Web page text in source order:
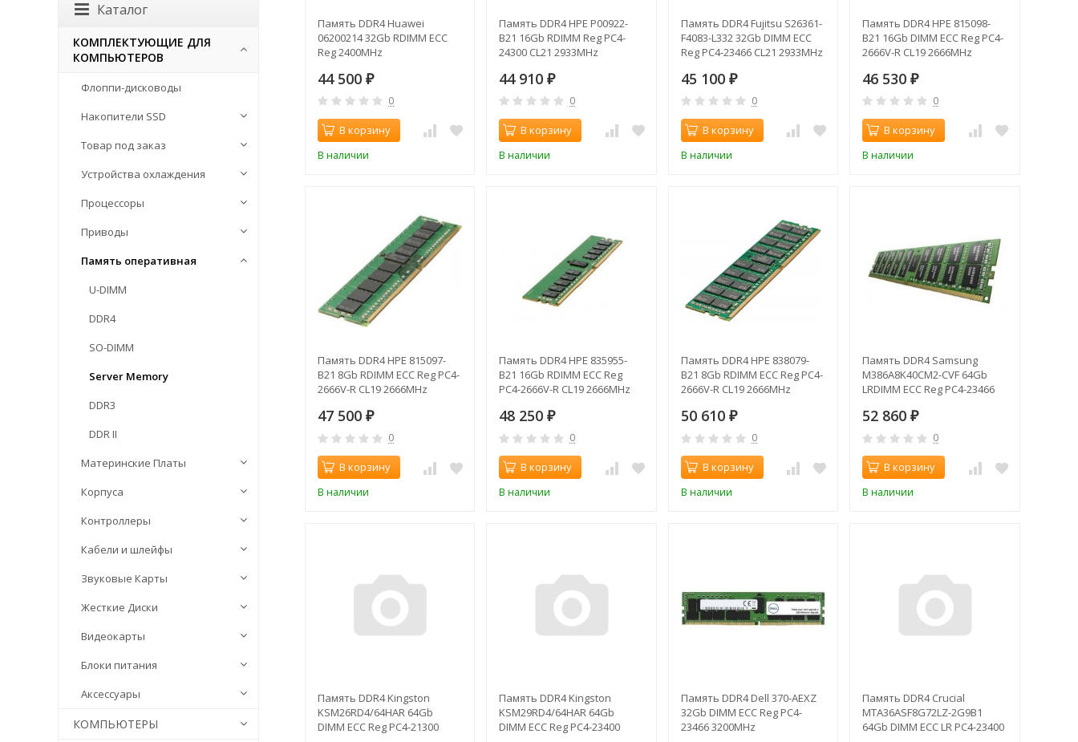
Память DDR4 Huawei
06200214 32Gb RDIMM ECC
Reg 2400MHz
44 500 ₽
0
В корзину
В наличии
Память DDR4 HPE P00922-
B21 16Gb RDIMM Reg PC4-
24300 CL21 2933MHz
44 910₽
0
В корзину
В наличии
Память DDR4 Fujitsu S26361-
F4083-L332 32Gb DIMM ECC
Reg PC4-23466 CL21 2933MHz
45 100 ₽
0
В корзину
В наличии
Память DDR4 HPE 815098-
B21 16Gb DIMM ECC Reg PC4-
2666V-R CL19 2666MHz
46 530₽
0
В корзину
В наличии
Память DDR4 HPE 815097-
B21 8Gb RDIMM ECC Reg PC4-
2666V-R CL19 2666MHz
47 500 ₽
0
В корзину
В наличии
Память DDR4 HPE 835955-
B21 16Gb RDIMM ECC Reg
PC4-2666V-R CL19 2666MHz
48 250₽
0
В корзину
В наличии
Память DDR4 HPE 838079-
B21 8Gb RDIMM ECC Reg PC4-
2666V-R CL19 2666MHz
50 610 ₽
0
В корзину
В наличии
Память DDR4 Samsung
M386A8K40CM2-CVF 64Gb
LRDIMM ECC Reg PC4-23466
52 860₽
0
В корзину
В наличии
Память DDR4 Kingston
KSM26RD4/64HAR 64Gb
DIMM ECC Reg PC4-21300
Память DDR4 Kingston
KSM29RD4/64HAR 64Gb
DIMM ECC Reg PC4-23400
Память DDR4 Dell 370-AEXZ
32Gb DIMM ECC Reg PC4-
23466 3200MHz
Память DDR4 Crucial
MTA36ASF8G72LZ-2G9B1
64Gb DIMM ECC LR PC4-23400
Каталог
КОМПЛЕКТУЮЩИЕ ДЛЯ
КОМПЬЮТЕРОВ
Флоппи-дисководы
Накопители SSD
Товар под заказ
Устройства охлаждения
Процессоры
Приводы
Память оперативная
U-DIMM
DDR4
SO-DIMM
Server Memory
DDR3
DDR II
Материнские Платы
Корпуса
Контроллеры
Кабели и шлейфы
Звуковые Карты
Жесткие Диски
Видеокарты
Блоки питания
Аксессуары
КОМПЬЮТЕРЫ